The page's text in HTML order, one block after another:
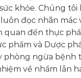
khỏe. Chúng
đọc nhãn
quan đến thực
phẩm và Dược
phòng ngừa bệnh
về nhầm lẫn